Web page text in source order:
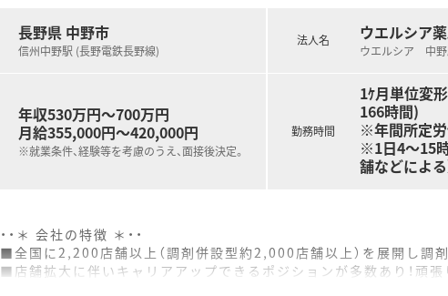
■最大20日間（1～4回分割）の長期連休の取得が可能となり、ほぼ全
※（例）①20日、②10日＋10日、③10日＋5日＋5日 ④5日×4回 ※
■年間休日が120～125日あるのでプライベートな時間を十分に確保
■ビジネススクール制度を活用し「マーケティング・経営管理」など
≪安心して長く働ける福利厚生制度≫
■育時休業は最大3年間の取得が可能、育児休職からの復帰率「98.6
長野県 中野市
信州中野駅 (長野電鉄長野線)
年収530万円～700万円
月給355,000円～420,000円
※就業条件、経験等を考慮のうえ、面接後決定。
法人名 ウエルシア
ウエルシア 中
勤務時間
1ｹ月単位変
166時間)
※年間所定
※1日4～15
舗などによる
・・＊ 会社の特徴 ＊・・
■全国に2,200店舗以上（調剤併設型約2,000店舗以上）を展開し調剤
■店舗拡大に伴いキャリアアップできるポジションが多数あり！頑張